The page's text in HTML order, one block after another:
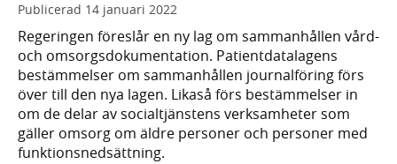
Publicerad 14 januari 2022
Regeringen föreslår en ny lag om sammanhållen vård-
och omsorgsdokumentation. Patientdatalagens
bestämmelser om sammanhållen journalföring förs
över till den nya lagen. Likaså förs bestämmelser in
om de delar av socialtjänstens verksamheter som
gäller omsorg om äldre personer och personer med
funktionsnedsättning.